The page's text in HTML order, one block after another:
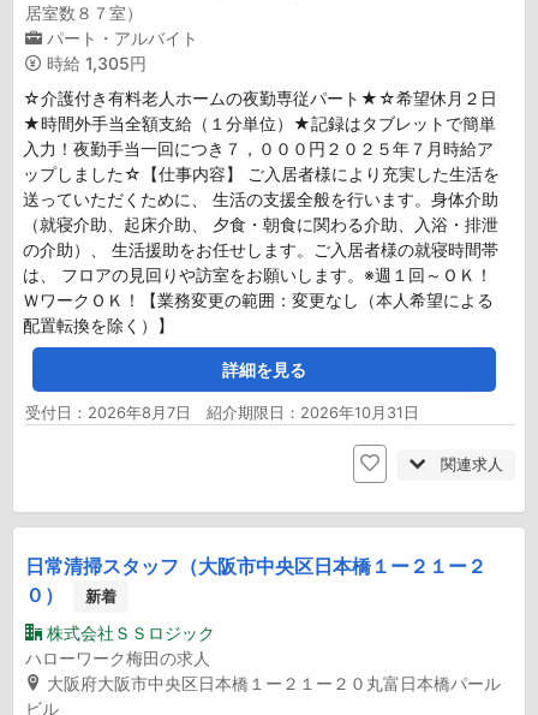
居室数８７室）
パート・アルバイト
時給 1,305円
☆介護付き有料老人ホームの夜勤専従パート★☆希望休月２日
★時間外手当全額支給（１分単位）★記録はタブレットで簡単
入力！夜勤手当一回につき７，０００円２０２５年７月時給ア
ップしました☆【仕事内容】 ご入居者様により充実した生活を
送っていただくために、 生活の支援全般を行います。身体介助
（就寝介助、起床介助、 夕食・朝食に関わる介助、入浴・排泄
の介助）、 生活援助をお任せします。ご入居者様の就寝時間帯
は、 フロアの見回りや訪室をお願いします。※週１回～ＯＫ！
ＷワークＯＫ！【業務変更の範囲：変更なし（本人希望による
配置転換を除く）】
詳細を見る
受付日：2026年8月7日 紹介期限日：2026年10月31日
関連求人
日常清掃スタッフ（大阪市中央区日本橋１ー２１ー２
０）
新着
株式会社ＳＳロジック
ハローワーク梅田の求人
大阪府大阪市中央区日本橋１ー２１ー２０丸富日本橋パール
ビル